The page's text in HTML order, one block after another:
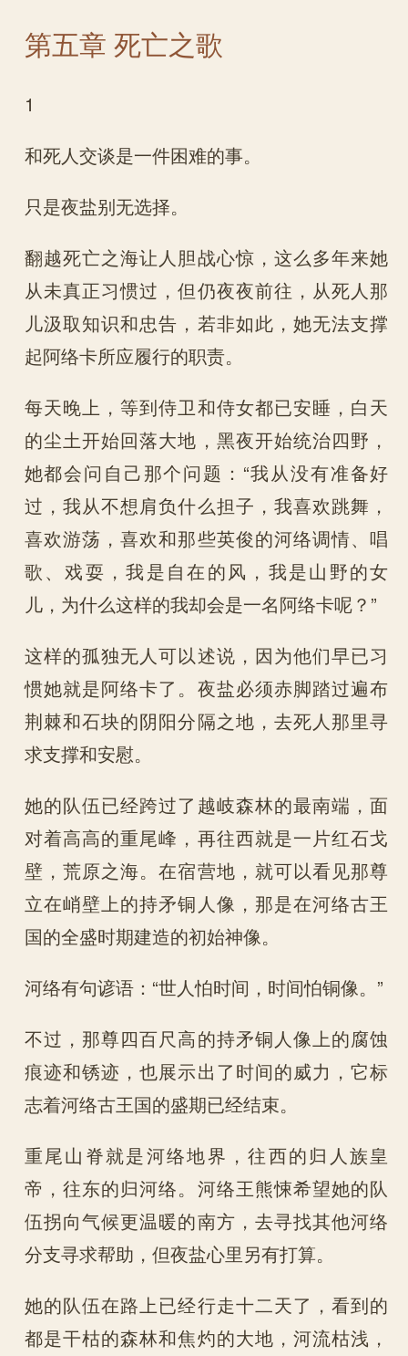
第五章 死亡之歌
1
和死人交谈是一件困难的事。
只是夜盐别无选择。
翻越死亡之海让人胆战心惊，这么多年来她
从未真正习惯过，但仍夜夜前往，从死人那
儿汲取知识和忠告，若非如此，她无法支撑
起阿络卡所应履行的职责。
每天晚上，等到侍卫和侍女都已安睡，白天
的尘土开始回落大地，黑夜开始统治四野，
她都会问自己那个问题：“我从没有准备好
过，我从不想肩负什么担子，我喜欢跳舞，
喜欢游荡，喜欢和那些英俊的河络调情、唱
歌、戏耍，我是自在的风，我是山野的女
儿，为什么这样的我却会是一名阿络卡呢？”
这样的孤独无人可以述说，因为他们早已习
惯她就是阿络卡了。夜盐必须赤脚踏过遍布
荆棘和石块的阴阳分隔之地，去死人那里寻
求支撑和安慰。
她的队伍已经跨过了越岐森林的最南端，面
对着高高的重尾峰，再往西就是一片红石戈
壁，荒原之海。在宿营地，就可以看见那尊
立在峭壁上的持矛铜人像，那是在河络古王
国的全盛时期建造的初始神像。
河络有句谚语：“世人怕时间，时间怕铜像。”
不过，那尊四百尺高的持矛铜人像上的腐蚀
痕迹和锈迹，也展示出了时间的威力，它标
志着河络古王国的盛期已经结束。
重尾山脊就是河络地界，往西的归人族皇
帝，往东的归河络。河络王熊悚希望她的队
伍拐向气候更温暖的南方，去寻找其他河络
分支寻求帮助，但夜盐心里另有打算。
她的队伍在路上已经行走十二天了，看到的
都是干枯的森林和焦灼的大地，河流枯浅，